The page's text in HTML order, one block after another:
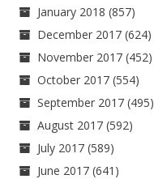
January 2018 (857)
December 2017 (624)
November 2017 (452)
October 2017 (554)
September 2017 (495)
August 2017 (592)
July 2017 (589)
June 2017 (641)